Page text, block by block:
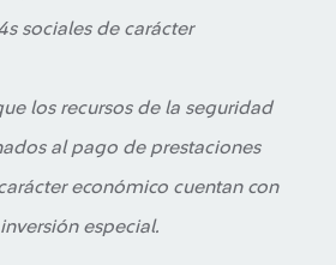
sociales de carácter
los recursos de la seguridad
al pago de prestaciones
económico cuentan con
especial.